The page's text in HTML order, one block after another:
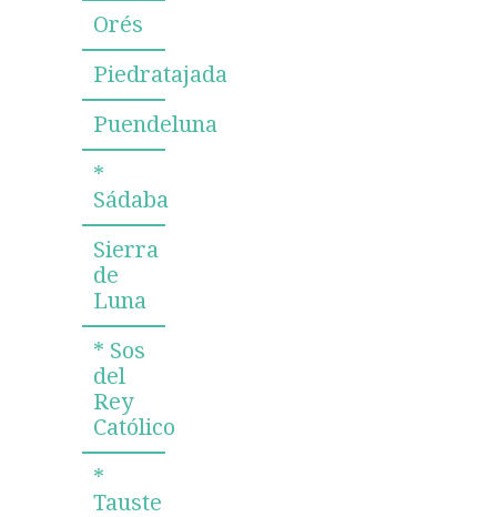
Orés
Piedratajada
Puendeluna
*
Sádaba
Sierra
de
Luna
* Sos
del
Rey
Católico
*
Tauste